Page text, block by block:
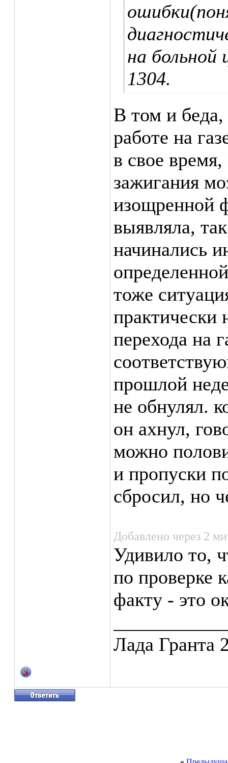
на больной
1304.
В том и
работе на
в свое
зажигания
изощренной
выявляла,
начинались
тоже
практически
перехода на
прошлой
не обнулял.
он ахнул,
можно
и пропуски
сбросил, но
Добавлено через 2
Удивило то,
по проверке
факту - это
Лада Гранта